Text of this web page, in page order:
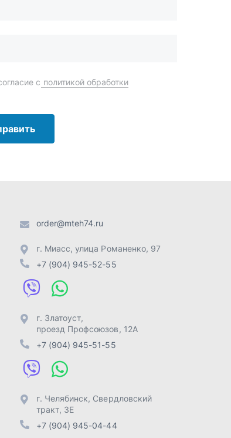
+7 (904) 945-52-55
г. Челябинск,Свердловский
тракт, 3Е
Отправить заявку
Разработка -